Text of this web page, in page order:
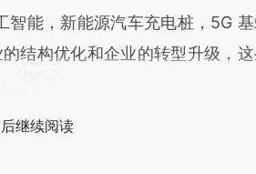
智能，新能源汽车充电桩，5G
结构优化和企业的转型升级，
继续阅读